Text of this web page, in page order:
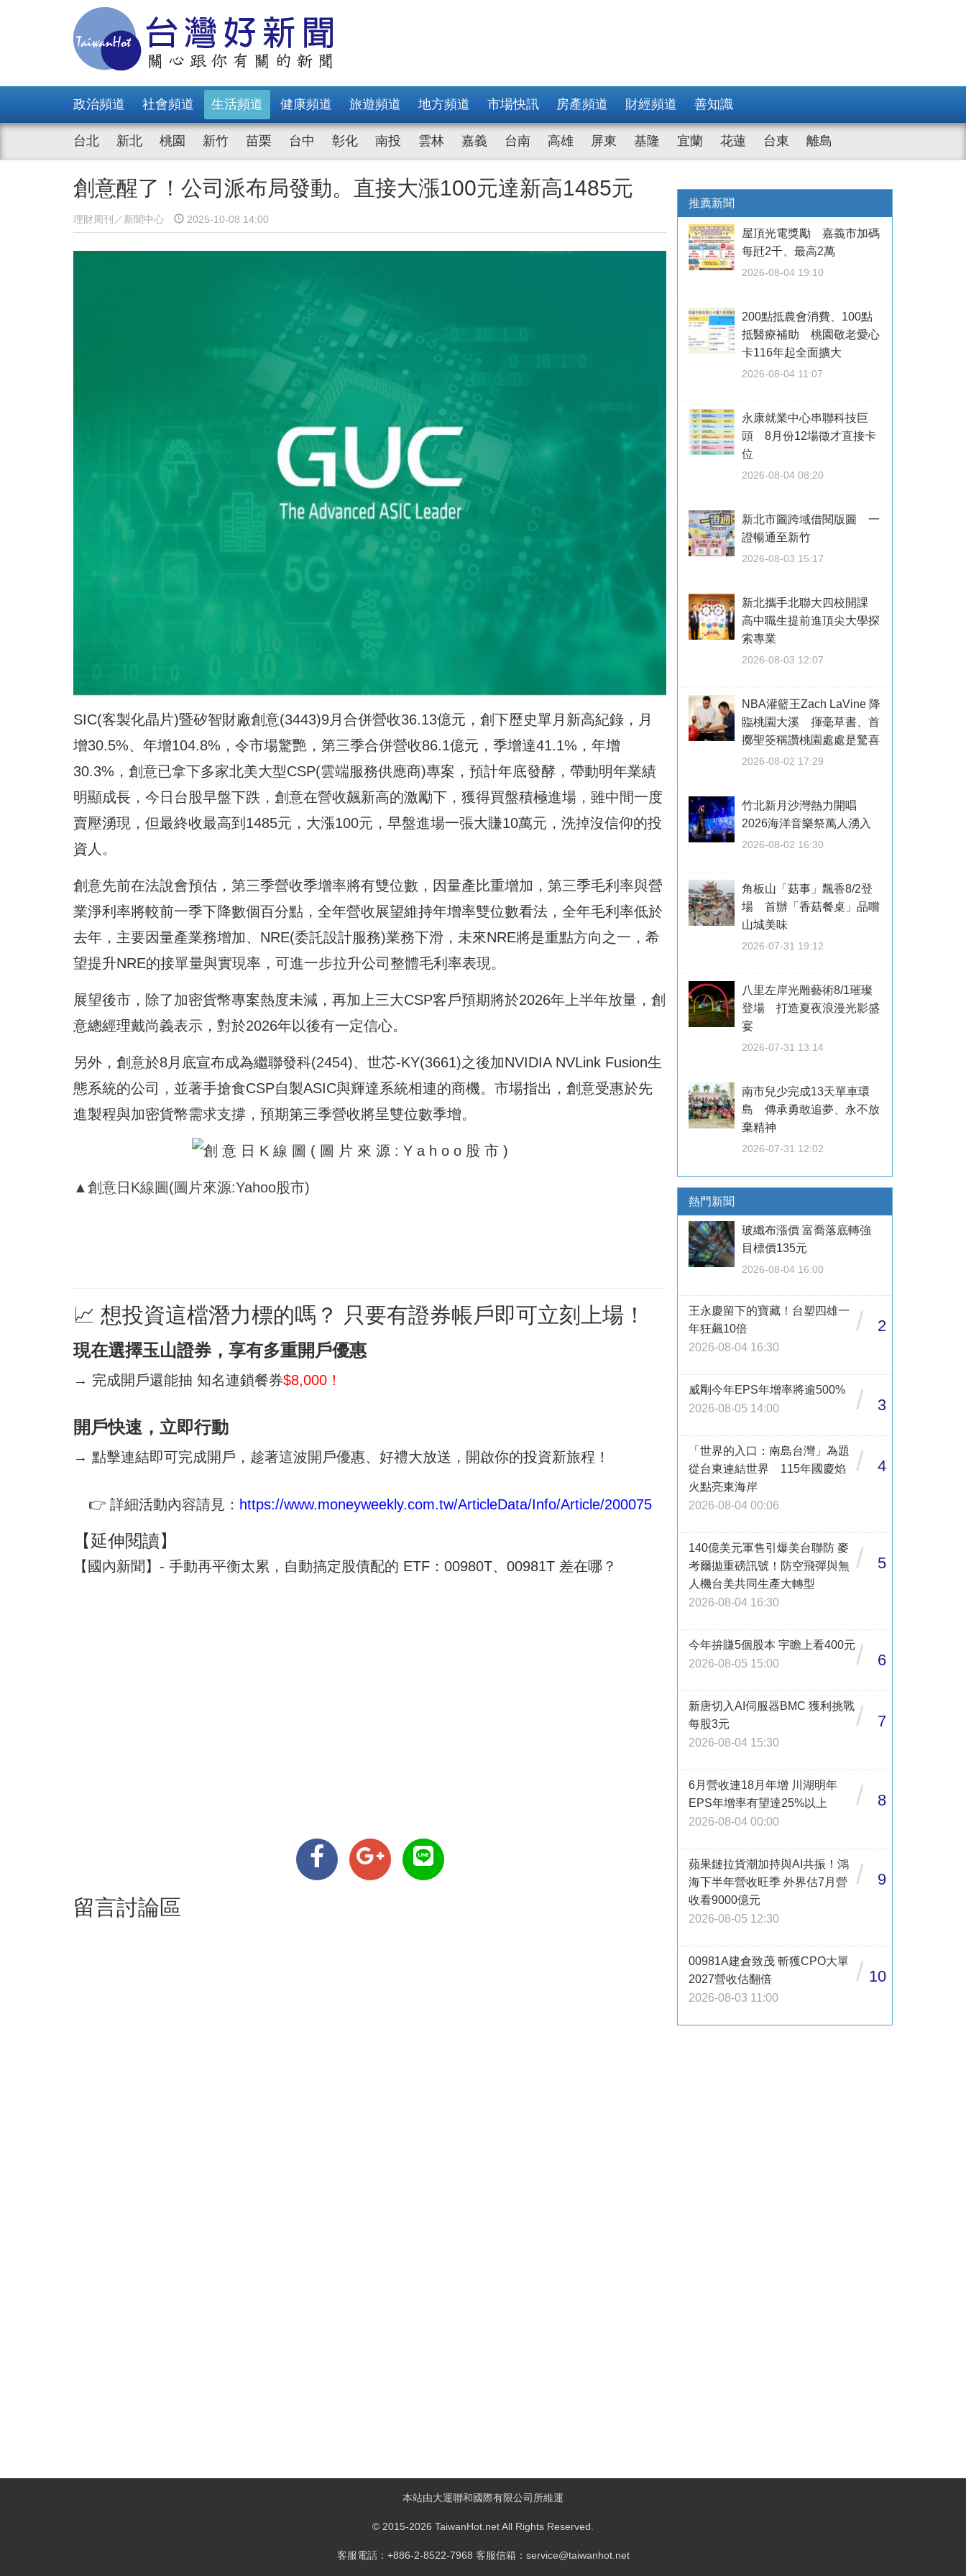
政治頻道 社會頻道 生活頻道 健康頻道 旅遊頻道 地方頻道 市場快訊 房產頻道 財經頻道 善知識
台北 新北 桃園 新竹 苗栗 台中 彰化 南投 雲林 嘉義 台南 高雄 屏東 基隆 宜蘭 花蓮 台東 離島
創意醒了！公司派布局發動。直接大漲100元達新高1485元
理財周刊／新聞中心 2025-10-08 14:00
SIC(客製化晶片)暨矽智財廠創意(3443)9月合併營收36.13億元，創下歷史單月新高紀錄，月
增30.5%、年增104.8%，令市場驚艷，第三季合併營收86.1億元，季增達41.1%，年增
30.3%，創意已拿下多家北美大型CSP(雲端服務供應商)專案，預計年底發酵，帶動明年業績
明顯成長，今日台股早盤下跌，創意在營收飆新高的激勵下，獲得買盤積極進場，雖中間一度
賣壓湧現，但最終收最高到1485元，大漲100元，早盤進場一張大賺10萬元，洗掉沒信仰的投
資人。
創意先前在法說會預估，第三季營收季增率將有雙位數，因量產比重增加，第三季毛利率與營
業淨利率將較前一季下降數個百分點，全年營收展望維持年增率雙位數看法，全年毛利率低於
去年，主要因量產業務增加、NRE(委託設計服務)業務下滑，未來NRE將是重點方向之一，希
望提升NRE的接單量與實現率，可進一步拉升公司整體毛利率表現。
展望後市，除了加密貨幣專案熱度未減，再加上三大CSP客戶預期將於2026年上半年放量，創
意總經理戴尚義表示，對於2026年以後有一定信心。
另外，創意於8月底宣布成為繼聯發科(2454)、世芯-KY(3661)之後加NVIDIA NVLink Fusion生
態系統的公司，並著手搶食CSP自製ASIC與輝達系統相連的商機。市場指出，創意受惠於先
進製程與加密貨幣需求支撐，預期第三季營收將呈雙位數季增。
▲創意日K線圖(圖片來源:Yahoo股市)
📈 想投資這檔潛力標的嗎？ 只要有證券帳戶即可立刻上場！
現在選擇玉山證券，享有多重開戶優惠
→ 完成開戶還能抽 知名連鎖餐券$8,000！
開戶快速，立即行動
→ 點擊連結即可完成開戶，趁著這波開戶優惠、好禮大放送，開啟你的投資新旅程！
👉 詳細活動內容請見： https://www.moneyweekly.com.tw/ArticleData/Info/Article/200075
【延伸閱讀】
【國內新聞】- 手動再平衡太累，自動搞定股債配的 ETF：00980T、00981T 差在哪？
留言討論區
推薦新聞
屋頂光電獎勵 嘉義市加碼
每瓩2千、最高2萬
2026-08-04 19:10
200點抵農會消費、100點
抵醫療補助 桃園敬老愛心
卡116年起全面擴大
2026-08-04 11:07
永康就業中心串聯科技巨
頭 8月份12場徵才直接卡
位
2026-08-04 08:20
新北市圖跨域借閱版圖 一
證暢通至新竹
2026-08-03 15:17
新北攜手北聯大四校開課
高中職生提前進頂尖大學探
索專業
2026-08-03 12:07
NBA灌籃王Zach LaVine 降
臨桃園大溪 揮毫草書、首
擲聖筊稱讚桃園處處是驚喜
2026-08-02 17:29
竹北新月沙灣熱力開唱
2026海洋音樂祭萬人湧入
2026-08-02 16:30
角板山「菇事」飄香8/2登
場 首辦「香菇餐桌」品嚐
山城美味
2026-07-31 19:12
八里左岸光雕藝術8/1璀璨
登場 打造夏夜浪漫光影盛
宴
2026-07-31 13:14
南市兒少完成13天單車環
島 傳承勇敢追夢、永不放
棄精神
2026-07-31 12:02
熱門新聞
玻纖布漲價 富喬落底轉強
目標價135元
2026-08-04 16:00
王永慶留下的寶藏！台塑四雄一
年狂飆10倍
2026-08-04 16:30
/ 2
威剛今年EPS年增率將逾500%
2026-08-05 14:00
/ 3
「世界的入口：南島台灣」為題
從台東連結世界 115年國慶焰
火點亮東海岸
2026-08-04 00:06
/ 4
140億美元軍售引爆美台聯防 麥
考爾拋重磅訊號！防空飛彈與無
人機台美共同生產大轉型
2026-08-04 16:30
/ 5
今年拚賺5個股本 宇瞻上看400元
2026-08-05 15:00
/ 6
新唐切入AI伺服器BMC 獲利挑戰
每股3元
2026-08-04 15:30
/ 7
6月營收連18月年增 川湖明年
EPS年增率有望達25%以上
2026-08-04 00:00
/ 8
蘋果鏈拉貨潮加持與AI共振！鴻
海下半年營收旺季 外界估7月營
收看9000億元
2026-08-05 12:30
/ 9
00981A建倉致茂 斬獲CPO大單
2027營收估翻倍
2026-08-03 11:00
/ 10
本站由大運聯和國際有限公司所維運
© 2015-2026 TaiwanHot.net All Rights Reserved.
客服電話：+886-2-8522-7968 客服信箱：service@taiwanhot.net